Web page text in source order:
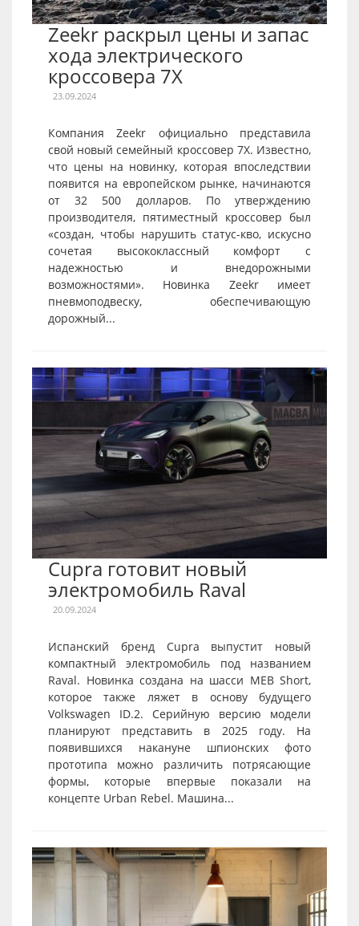
Zeekr раскрыл цены и запас
хода электрического
кроссовера 7X
23.09.2024
Компания Zeekr официально представила
свой новый семейный кроссовер 7X. Известно,
что цены на новинку, которая впоследствии
появится на европейском рынке, начинаются
от 32 500 долларов. По утверждению
производителя, пятиместный кроссовер был
«создан, чтобы нарушить статус-кво, искусно
сочетая высококлассный комфорт с
надежностью и внедорожными
возможностями». Новинка Zeekr имеет
пневмоподвеску, обеспечивающую
дорожный...
Cupra готовит новый
электромобиль Raval
20.09.2024
Испанский бренд Cupra выпустит новый
компактный электромобиль под названием
Raval. Новинка создана на шасси MEB Short,
которое также ляжет в основу будущего
Volkswagen ID.2. Серийную версию модели
планируют представить в 2025 году. На
появившихся накануне шпионских фото
прототипа можно различить потрясающие
формы, которые впервые показали на
концепте Urban Rebel. Машина...